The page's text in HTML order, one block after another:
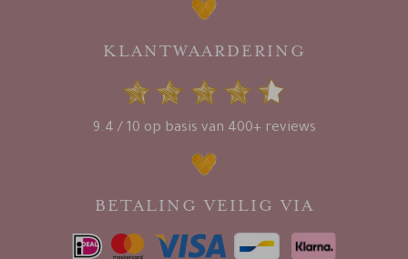
KLANTWAARDERING
9.4 / 10 op basis van 400+ reviews
BETALING VEILIG VIA